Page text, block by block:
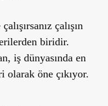
çalışın
biridir.
iş dünyasında en
olarak öne çıkıyor.